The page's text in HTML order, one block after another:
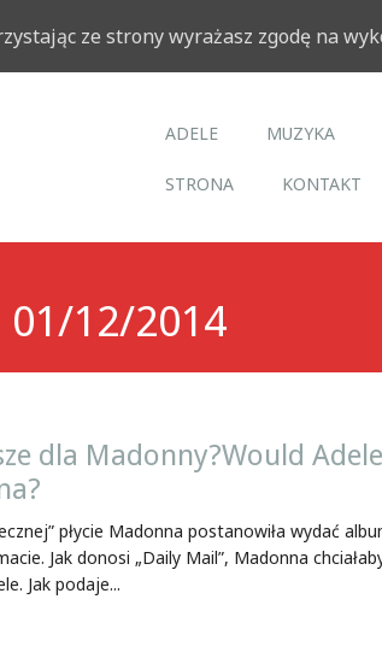
Main menu
Skip to content
ADELE MUZYKA
STRONA KONTAKT
01/12/2014
dla Madonny?Would
płycie Madonna postanowiła wydać
Jak donosi „Daily Mail”, Madonna
Jak podaje...
ze strony wyrażasz zgodę na